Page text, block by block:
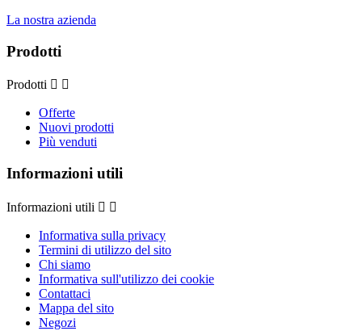
La nostra azienda
Prodotti
Prodotti  
Offerte
Nuovi prodotti
Più venduti
Informazioni utili
Informazioni utili  
Informativa sulla privacy
Termini di utilizzo del sito
Chi siamo
Informativa sull'utilizzo dei cookie
Contattaci
Mappa del sito
Negozi